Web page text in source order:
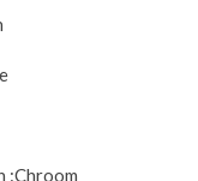
:Chroom